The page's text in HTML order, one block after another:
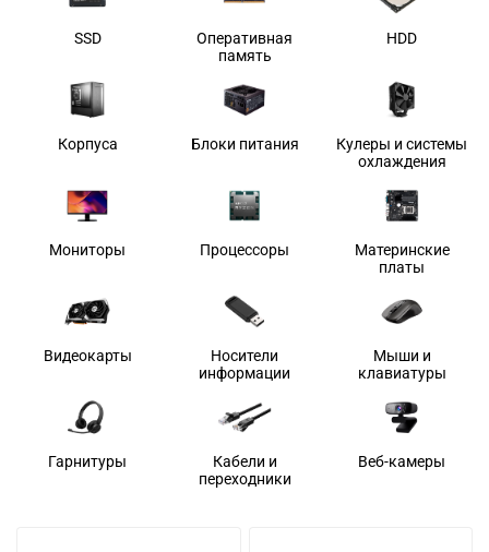
SSD
Оперативная
память
HDD
Корпуса Блоки питания
Кулеры и системы
охлаждения
Мониторы Процессоры
Материнские
платы
Видеокарты
Носители
информации
Мыши и
клавиатуры
Гарнитуры
Кабели и
переходники
Веб-камеры